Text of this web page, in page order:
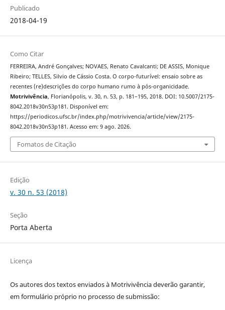
Publicado
2018-04-19
Como Citar
FERREIRA, André Gonçalves; NOVAES, Renato Cavalcanti; DE ASSIS, Monique
Ribeiro; TELLES, Silvio de Cássio Costa. O corpo-futurível: ensaio sobre as
recentes (re)descrições do corpo humano rumo à pós-organicidade.
Motrivivência, Florianópolis, v. 30, n. 53, p. 181–195, 2018. DOI: 10.5007/2175-
8042.2018v30n53p181. Disponível em:
https://periodicos.ufsc.br/index.php/motrivivencia/article/view/2175-
8042.2018v30n53p181. Acesso em: 9 ago. 2026.
Fomatos de Citação
Edição
v. 30 n. 53 (2018)
Seção
Porta Aberta
Licença
Os autores dos textos enviados à Motrivivência deverão garantir,
em formulário próprio no processo de submissão: